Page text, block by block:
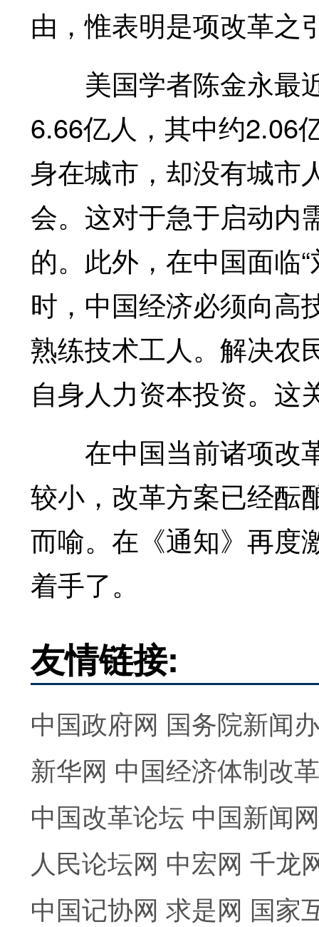
由，惟表明是项改革之
美国学者陈金永最
6.66亿人，其中约2.06
身在城市，却没有城市
会。这对于急于启动内
的。此外，在中国面临
时，中国经济必须向高
熟练技术工人。解决农
自身人力资本投资。这
在中国当前诸项改
较小，改革方案已经酝
而喻。在《通知》再度
着手了。
友情链接:
中国政府网 国务院新闻
新华网 中国经济体制改
中国改革论坛 中国新闻网
人民论坛网 中宏网 千龙
中国记协网 求是网 国家